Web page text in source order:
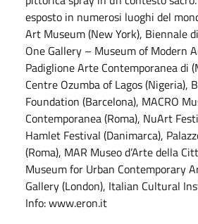
esposto in numerosi luoghi del
Art Museum (New York), Biennale
One Gallery – Museum of Modern
Padiglione Arte Contemporanea di
Centre Ozumba of Lagos (Nigeria),
Foundation (Barcelona), MACRO
Contemporanea (Roma), NuArt
Hamlet Festival (Danimarca),
(Roma), MAR Museo d’Arte della
Museum for Urban Contemporary
Gallery (London), Italian Cultural
Info: www.eron.it